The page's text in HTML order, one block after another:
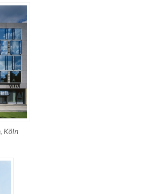
Köln